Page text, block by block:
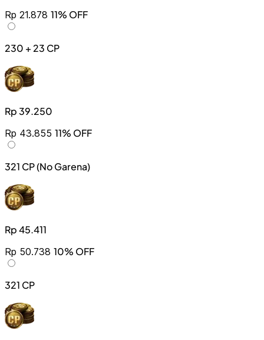
Rp 21.878 11% OFF
230 + 23 CP
Rp 39.250
Rp 43.855 11% OFF
321 CP (No Garena)
Rp 45.411
Rp 50.738 10% OFF
321 CP